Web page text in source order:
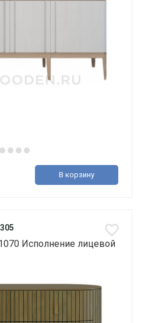
В корзину
Исполнение лицевой